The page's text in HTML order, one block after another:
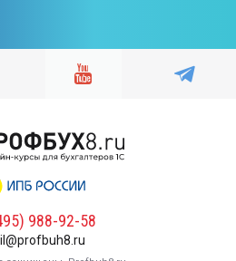
988-92-58